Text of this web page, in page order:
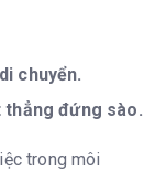
chuyển.
đứng sào.
trong môi